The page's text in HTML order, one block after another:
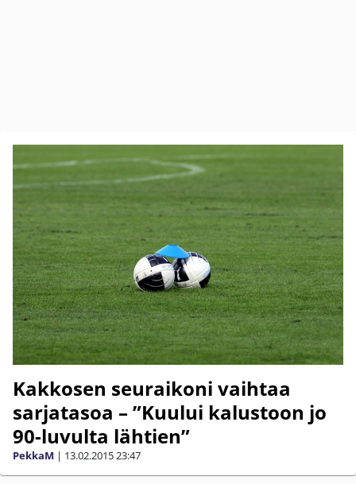
Kakkosen seuraikoni vaihtaa
sarjatasoa – ”Kuului kalustoon jo
90-luvulta lähtien”
PekkaM | 13.02.201523:47